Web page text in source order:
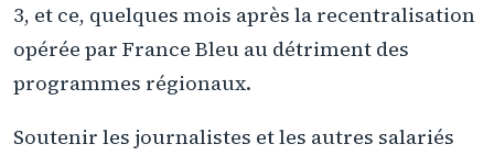
3, et ce, quelques mois après la recentralisation
opérée par France Bleu au détriment des
programmes régionaux.
Soutenir les journalistes et les autres salariés